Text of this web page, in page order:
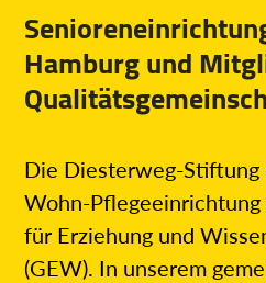
Hamburg und
Die Diesterweg-
Wohn-
für Erziehung und
(GEW). In unserem